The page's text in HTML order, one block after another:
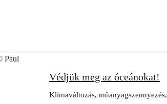
Védjük meg az óceánokat!
Klímaváltozás, műanyagszennyezés,